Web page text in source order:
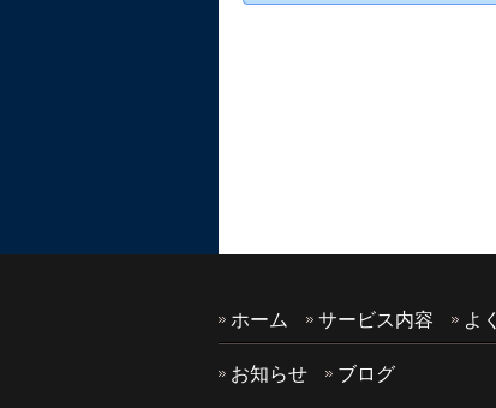
ホーム サービス内容 よ
お知らせ ブログ